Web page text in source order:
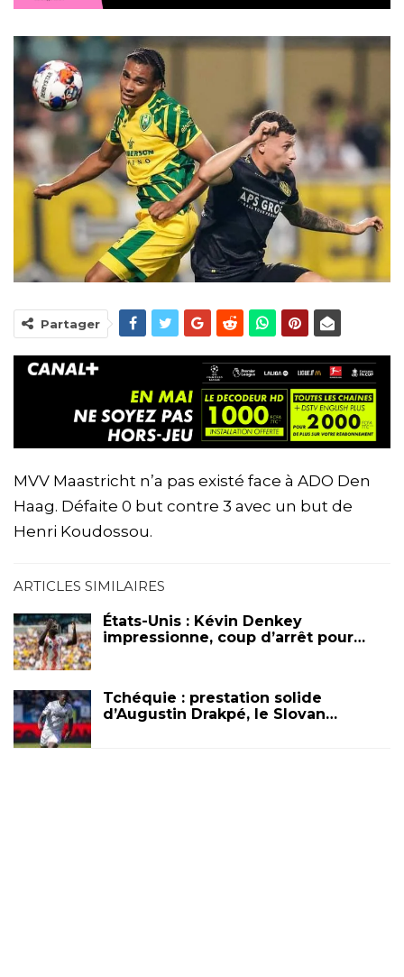
Partager
MVV Maastricht n’a pas existé face à ADO Den
Haag. Défaite 0 but contre 3 avec un but de
Henri Koudossou.
ARTICLES SIMILAIRES
États-Unis : Kévin Denkey
impressionne, coup d’arrêt pour…
Tchéquie : prestation solide
d’Augustin Drakpé, le Slovan…